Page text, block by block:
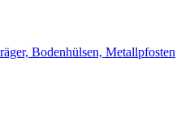
Bodenhülsen, Metallpfosten